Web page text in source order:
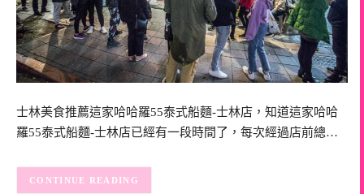
士林美食推薦這家哈哈羅55泰式船麵-士林店，知道這家哈哈
羅55泰式船麵-士林店已經有一段時間了，每次經過店前總…
CONTINUE READING